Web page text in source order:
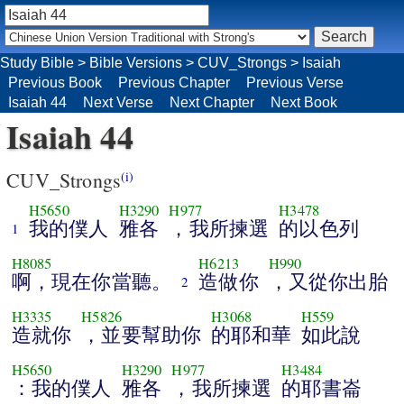
Study Bible > Bible Versions > CUV_Strongs > Isaiah
Previous Book
Previous Chapter
Previous Verse
Isaiah 44
Next Verse Next Chapter Next Book
Isaiah 44
CUV_Strongs(i)
1
H5650
我的僕人
H3290
雅各
H977
，我所揀選
H3478
的以色列
H8085
啊，現在你當聽。 2
H6213
造做你
H990
，又從你出胎
H3335
造就你
H5826
，並要幫助你
H3068
的耶和華
H559
如此說
H5650
：我的僕人
H3290
雅各
H977
，我所揀選
H3484
的耶書崙